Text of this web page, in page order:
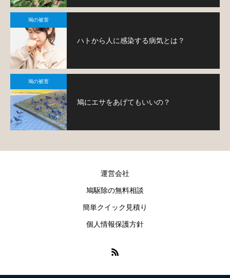
鳩の被害
ハトから人に感染する病気とは？
鳩の被害
鳩にエサをあげてもいいの？
運営会社
鳩駆除の無料相談
簡単クイック見積り
個人情報保護方針